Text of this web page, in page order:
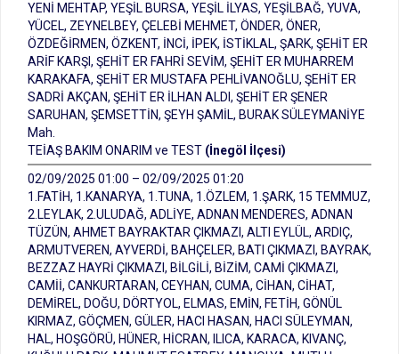
YENİ MEHTAP, YEŞİL BURSA, YEŞİL İLYAS, YEŞİLBAĞ, YUVA,
YÜCEL, ZEYNELBEY, ÇELEBİ MEHMET, ÖNDER, ÖNER,
ÖZDEĞİRMEN, ÖZKENT, İNCİ, İPEK, İSTİKLAL, ŞARK, ŞEHİT ER
ARİF KARŞI, ŞEHİT ER FAHRİ SEVİM, ŞEHİT ER MUHARREM
KARAKAFA, ŞEHİT ER MUSTAFA PEHLİVANOĞLU, ŞEHİT ER
SADRİ AKÇAN, ŞEHİT ER İLHAN ALDI, ŞEHİT ER ŞENER
SARUHAN, ŞEMSETTİN, ŞEYH ŞAMİL, BURAK SÜLEYMANİYE
Mah.
TEİAŞ BAKIM ONARIM ve TEST (İnegöl İlçesi)
02/09/2025 01:00 – 02/09/2025 01:20
1.FATİH, 1.KANARYA, 1.TUNA, 1.ÖZLEM, 1.ŞARK, 15 TEMMUZ,
2.LEYLAK, 2.ULUDAĞ, ADLİYE, ADNAN MENDERES, ADNAN
TÜZÜN, AHMET BAYRAKTAR ÇIKMAZI, ALTI EYLÜL, ARDIÇ,
ARMUTVEREN, AYVERDİ, BAHÇELER, BATI ÇIKMAZI, BAYRAK,
BEZZAZ HAYRİ ÇIKMAZI, BİLGİLİ, BİZİM, CAMİ ÇIKMAZI,
CAMİİ, CANKURTARAN, CEYHAN, CUMA, CİHAN, CİHAT,
DEMİREL, DOĞU, DÖRTYOL, ELMAS, EMİN, FETİH, GÖNÜL
KIRMAZ, GÖÇMEN, GÜLER, HACI HASAN, HACI SÜLEYMAN,
HAL, HOŞGÖRÜ, HÜNER, HİCRAN, ILICA, KARACA, KIVANÇ,